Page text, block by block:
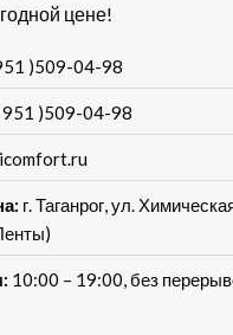
цене!
)509-04-98
951 )509-04-98
г. Таганрог, ул.
10:00 – 19:00, без